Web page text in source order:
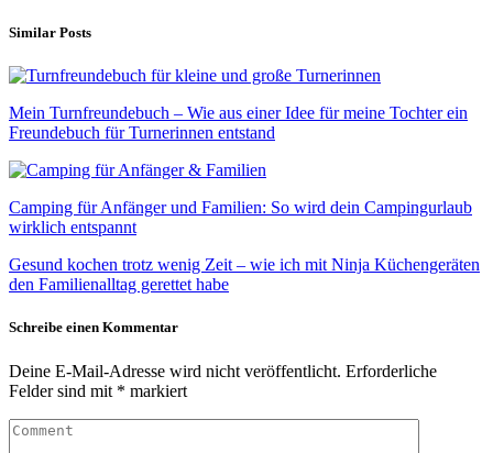
Similar Posts
Mein Turnfreundebuch – Wie aus einer Idee für meine Tochter ein
Freundebuch für Turnerinnen entstand
Camping für Anfänger und Familien: So wird dein Campingurlaub
wirklich entspannt
Gesund kochen trotz wenig Zeit – wie ich mit Ninja Küchengeräten
den Familienalltag gerettet habe
Schreibe einen Kommentar
Deine E-Mail-Adresse wird nicht veröffentlicht. Erforderliche
Felder sind mit * markiert